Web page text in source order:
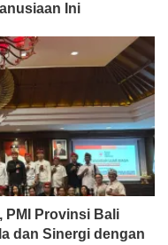
Ini
PMI Provinsi Bali
dan Sinergi dengan